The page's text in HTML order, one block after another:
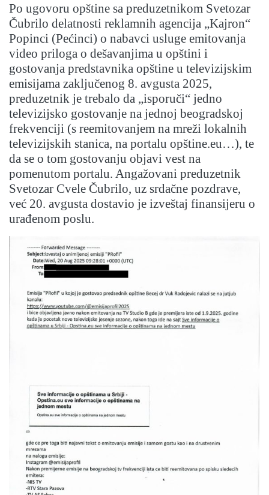
Po ugovoru opštine sa preduzetnikom Svetozar
Čubrilo delatnosti reklamnih agencija „Kajron“
Popinci (Pećinci) o nabavci usluge emitovanja
video priloga o dešavanjima u opštini i
gostovanja predstavnika opštine u televizijskim
emisijama zaključenog 8. avgusta 2025,
preduzetnik je trebalo da „isporuči“ jedno
televizijsko gostovanje na jednoj beogradskoj
frekvenciji (s reemitovanjem na mreži lokalnih
televizijskih stanica, na portalu opštine.eu…), te
da se o tom gostovanju objavi vest na
pomenutom portalu. Angažovani preduzetnik
Svetozar Cvele Čubrilo, uz srdačne pozdrave,
već 20. avgusta dostavio je izveštaj finansijeru o
urađenom poslu.